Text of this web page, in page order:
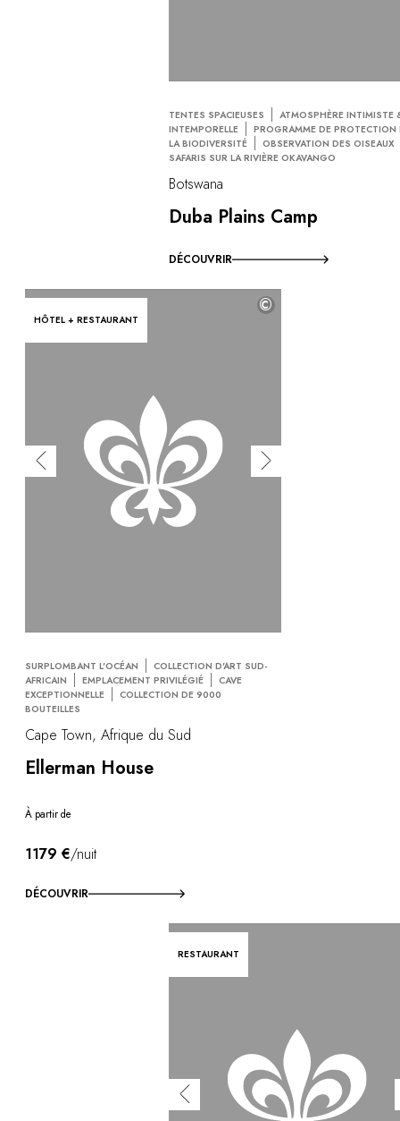
TENTES SPACIEUSES
ATMOSPHÈRE INTIMISTE
INTEMPORELLE
PROGRAMME DE PROTECTION
LA BIODIVERSITÉ
OBSERVATION DES OISEAUX
SAFARIS SUR LA RIVIÈRE OKAVANGO
Botswana
Duba Plains Camp
DÉCOUVRIR
HÔTEL + RESTAURANT
©
SURPLOMBANT L'OCÉAN
COLLECTION D'ART SUD-
AFRICAIN
EMPLACEMENT PRIVILÉGIÉ
CAVE
EXCEPTIONNELLE
COLLECTION DE 9000
BOUTEILLES
Cape Town, Afrique du Sud
Ellerman House
À partir de
1179 €/nuit
DÉCOUVRIR
RESTAURANT